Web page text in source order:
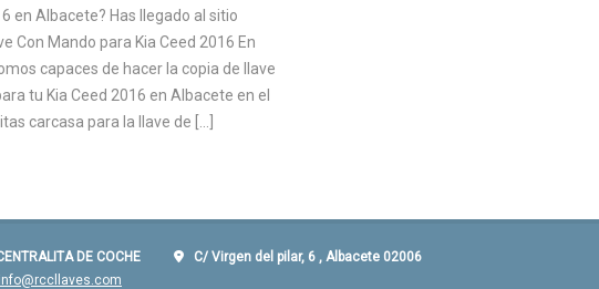
en Albacete? Has llegado al sitio
Con Mando para Kia Ceed 2016 En
capaces de hacer la copia de llave
tu Kia Ceed 2016 en Albacete en el
carcasa para la llave de […]
DE COCHE
C/ Virgen del pilar, 6 , Albacete 02006
info@rccllaves.com